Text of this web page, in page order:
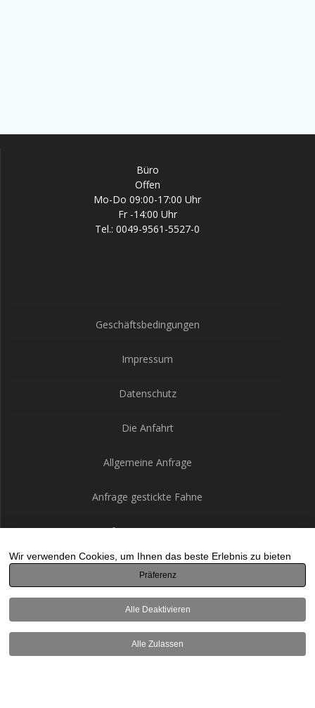
Büro
Offen
Mo-Do 09:00-17:00 Uhr
Fr -14:00 Uhr
Tel.: 0049-9561-5527-0
Geschäftsbedingungen
Impressum
Datenschutz
Die Anfahrt
Allgemeine Anfrage
Anfrage gestickte Fahne
Anfrage Restauration
Thüringer Fahnenfabrik
© 2026 Thüringer Fahnenfabrik. Built using WordPress and the
Wir verwenden Cookies, um Ihnen das beste Erlebnis zu bieten
Präferenz
Alle Deaktivieren
Alle Zulassen